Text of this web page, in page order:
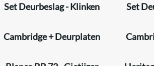
Set Deurbeslag - Klinken
Cambridge + Deurplaten
Set